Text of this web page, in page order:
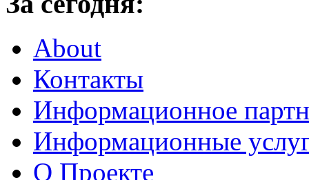
About
Контакты
Информационное
Информационные
О Проекте